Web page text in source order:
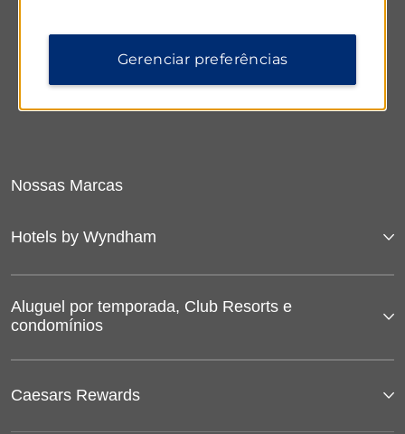
Nossas Marcas
Hotels by Wyndham
Aluguel por temporada, Club Resorts e
condomínios
Caesars Rewards
Gerenciar preferências